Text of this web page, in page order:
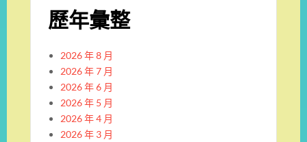
歷年彙整
2026 年 8 月
2026 年 7 月
2026 年 6 月
2026 年 5 月
2026 年 4 月
2026 年 3 月